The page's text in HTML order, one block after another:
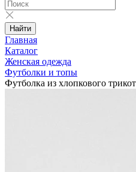
Найти
Главная
Каталог
Женская одежда
Футболки и топы
Футболка из хлопкового